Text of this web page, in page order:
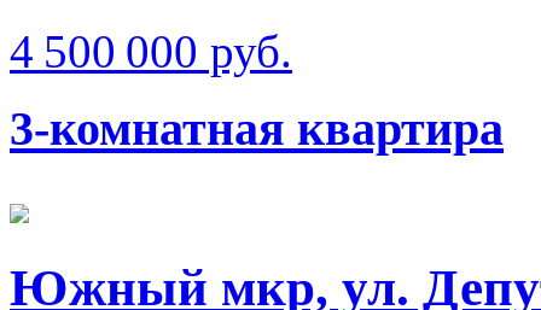
4 500 000 руб.
3-комнатная квартира
Южный мкр, ул.